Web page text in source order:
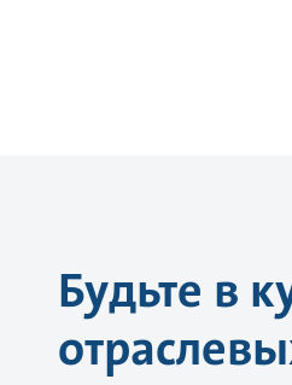
Будьте в